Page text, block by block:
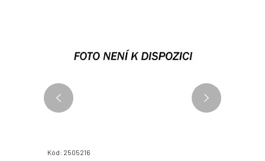
Kód: 2505216